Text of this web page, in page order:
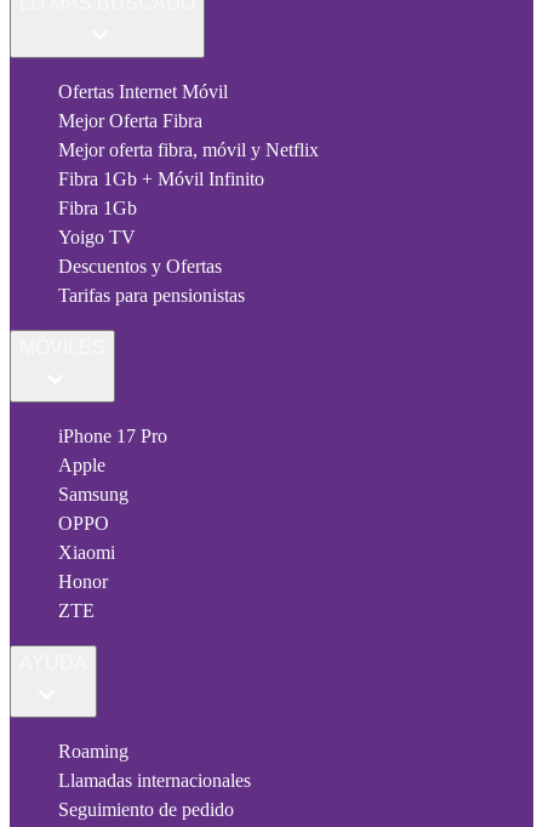
Ofertas Internet Móvil
Mejor Oferta Fibra
Mejor oferta fibra, móvil y Netflix
Fibra 1Gb + Móvil Infinito
Fibra 1Gb
Yoigo TV
Descuentos y Ofertas
Tarifas para pensionistas
iPhone 17 Pro
Apple
Samsung
OPPO
Xiaomi
Honor
ZTE
Roaming
Llamadas internacionales
Seguimiento de pedido